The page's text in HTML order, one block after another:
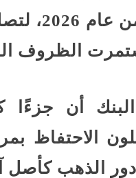
الظروف
أن جزءًا
الاحتفاظ
الذهب كأصل